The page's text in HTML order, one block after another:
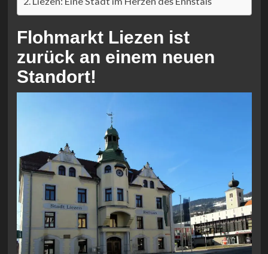
Flohmarkt Liezen ist
zurück an einem neuen
Standort!